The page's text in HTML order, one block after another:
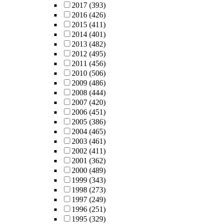
2017 (393)
2016 (426)
2015 (411)
2014 (401)
2013 (482)
2012 (495)
2011 (456)
2010 (506)
2009 (486)
2008 (444)
2007 (420)
2006 (451)
2005 (386)
2004 (465)
2003 (461)
2002 (411)
2001 (362)
2000 (489)
1999 (343)
1998 (273)
1997 (249)
1996 (251)
1995 (329)